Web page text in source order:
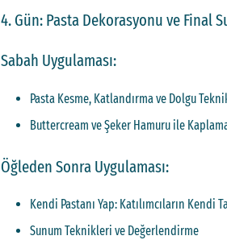
4. Gün: Pasta Dekorasyonu ve Final
Sabah Uygulaması:
Pasta Kesme, Katlandırma ve Dolgu
Buttercream ve Şeker Hamuru ile
Öğleden Sonra Uygulaması:
Kendi Pastanı Yap: Katılımcıların Kendi
Sunum Teknikleri ve Değerlendirme